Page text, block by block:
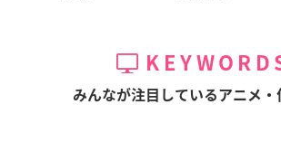
イフ
ラ
みんなが注目しているアニメ・